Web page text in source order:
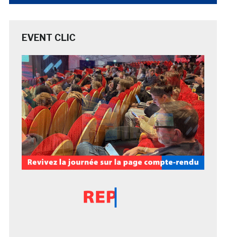
EVENT CLIC